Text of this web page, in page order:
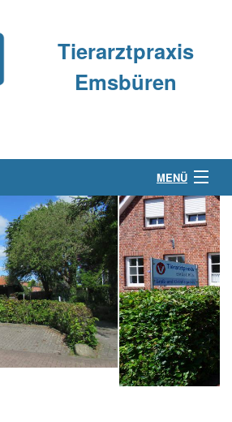
Tierarztpraxis
Emsbüren
MENÜ
Über uns
Kleintierpraxis
Großtierpraxis
Kontakt & Anfahrt